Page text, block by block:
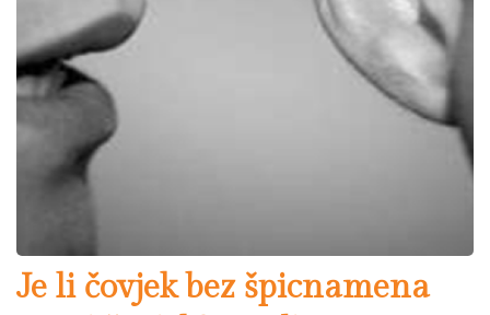
Je li čovjek bez špicnamena